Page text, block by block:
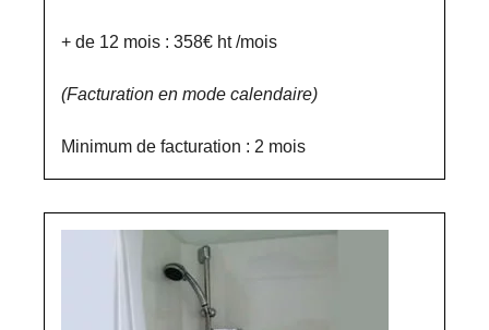
+ de 12 mois : 358€ ht /mois
(Facturation en mode calendaire)
Minimum de facturation : 2 mois